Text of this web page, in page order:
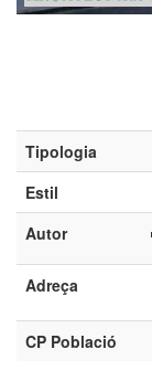
Tipologia
Estil
Autor
Adreça
CP Població